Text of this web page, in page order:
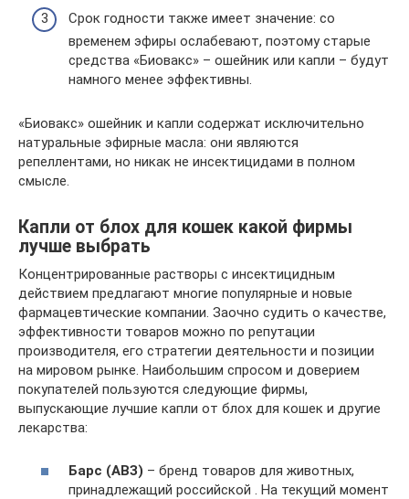
Срок годности также имеет значение: со
временем эфиры ослабевают, поэтому старые
средства «Биовакс» – ошейник или капли – будут
намного менее эффективны.
«Биовакс» ошейник и капли содержат исключительно
натуральные эфирные масла: они являются
репеллентами, но никак не инсектицидами в полном
смысле.
Капли от блох для кошек какой фирмы
лучше выбрать
Концентрированные растворы с инсектицидным
действием предлагают многие популярные и новые
фармацевтические компании. Заочно судить о качестве,
эффективности товаров можно по репутации
производителя, его стратегии деятельности и позиции
на мировом рынке. Наибольшим спросом и доверием
покупателей пользуются следующие фирмы,
выпускающие лучшие капли от блох для кошек и другие
лекарства:
Барс (АВЗ) – бренд товаров для животных,
принадлежащий российской . На текущий момент